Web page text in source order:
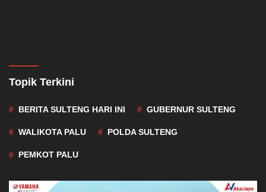
Topik Terkini
BERITA SULTENG HARI INI GUBERNUR SULTENG
WALIKOTA PALU POLDA SULTENG
PEMKOT PALU